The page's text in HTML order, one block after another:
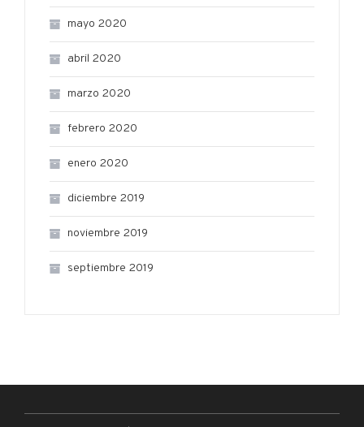
mayo 2020
abril 2020
marzo 2020
febrero 2020
enero 2020
diciembre 2019
noviembre 2019
septiembre 2019